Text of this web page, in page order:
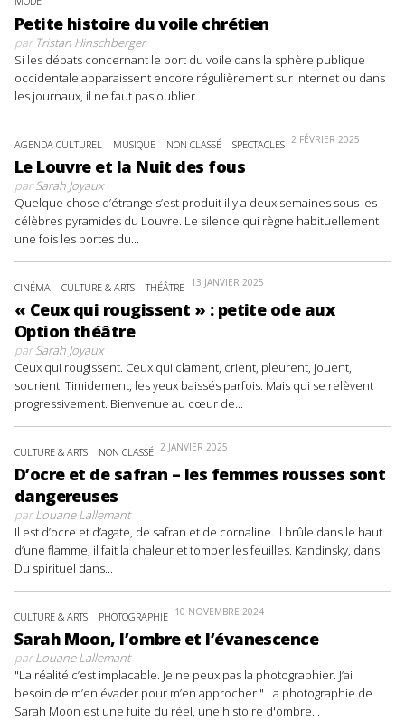
Petite histoire du voile chrétien
parTristan Hinschberger
Si les débats concernant le port du voile dans la sphère publique
occidentale apparaissent encore régulièrement sur internet ou dans
les journaux, il ne faut pas oublier...
AGENDA CULTUREL MUSIQUE NON CLASSÉ SPECTACLES 2 FÉVRIER 2025
Le Louvre et la Nuit des fous
parSarah Joyaux
Quelque chose d’étrange s’est produit il y a deux semaines sous les
célèbres pyramides du Louvre. Le silence qui règne habituellement
une fois les portes du...
CINÉMA CULTURE & ARTS THÉÂTRE 13 JANVIER 2025
« Ceux qui rougissent » : petite ode aux
Option théâtre
parSarah Joyaux
Ceux qui rougissent. Ceux qui clament, crient, pleurent, jouent,
sourient. Timidement, les yeux baissés parfois. Mais qui se relèvent
progressivement. Bienvenue au cœur de...
CULTURE & ARTS NON CLASSÉ 2 JANVIER 2025
D’ocre et de safran – les femmes rousses sont
dangereuses
parLouane Lallemant
Il est d’ocre et d’agate, de safran et de cornaline. Il brûle dans le haut
d’une flamme, il fait la chaleur et tomber les feuilles. Kandinsky, dans
Du spirituel dans...
CULTURE & ARTS PHOTOGRAPHIE 10 NOVEMBRE 2024
Sarah Moon, l’ombre et l’évanescence
parLouane Lallemant
"La réalité c’est implacable. Je ne peux pas la photographier. J’ai
besoin de m’en évader pour m’en approcher." La photographie de
Sarah Moon est une fuite du réel, une histoire d'ombre...